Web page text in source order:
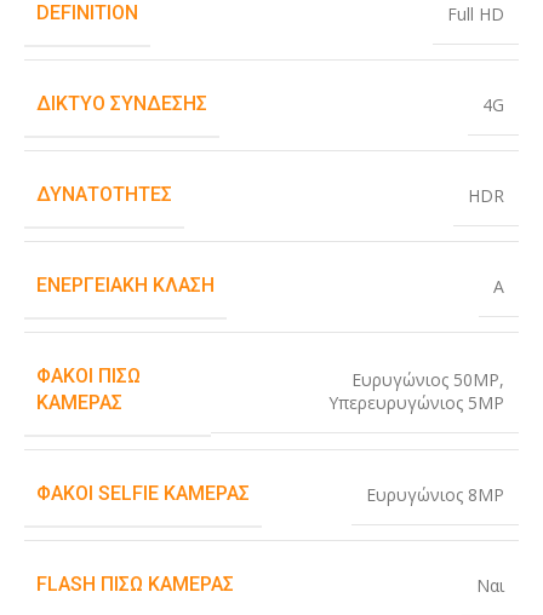
DEFINITION Full HD
ΔΊΚΤΥΟ ΣΎΝΔΕΣΗΣ 4G
ΔΥΝΑΤΌΤΗΤΕΣ HDR
ΕΝΕΡΓΕΙΑΚΉ ΚΛΆΣΗ A
ΦΑΚΟΊ ΠΊΣΩ
ΚΆΜΕΡΑΣ
Ευρυγώνιος 50MP,
Υπερευρυγώνιος 5MP
ΦΑΚΟΊ SELFIE ΚΆΜΕΡΑΣ Ευρυγώνιος 8MP
FLASH ΠΊΣΩ ΚΆΜΕΡΑΣ Ναι